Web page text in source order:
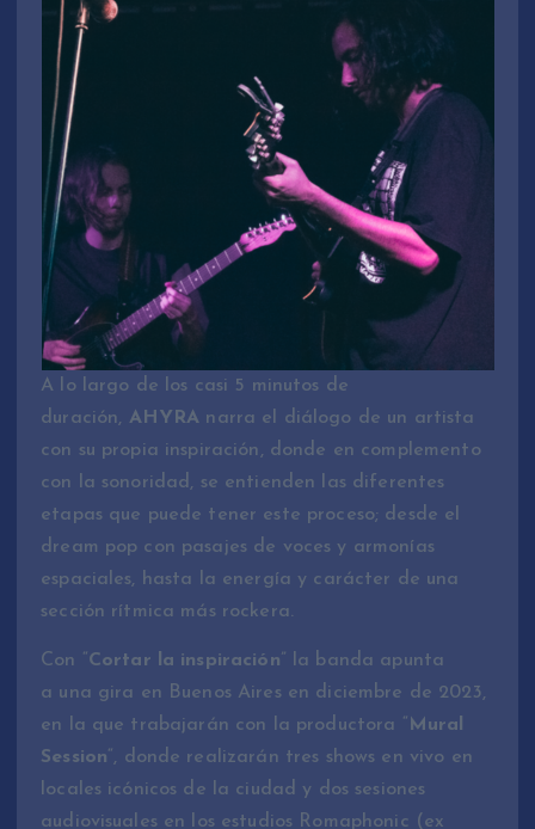
A lo largo de los casi 5 minutos de
duración, AHYRA narra el diálogo de un artista
con su propia inspiración, donde en complemento
con la sonoridad, se entienden las diferentes
etapas que puede tener este proceso; desde el
dream pop con pasajes de voces y armonías
espaciales, hasta la energía y carácter de una
sección rítmica más rockera.
Con “ Cortar la inspiración” la banda apunta
a una gira en Buenos Aires en diciembre de 2023,
en la que trabajarán con la productora “
Mural
Session “, donde realizarán tres shows en vivo en
locales icónicos de la ciudad y dos sesiones
audiovisuales en los estudios Romaphonic (ex